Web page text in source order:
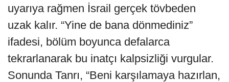
uyarıya rağmen İsrail gerçek tövbeden
uzak kalır. “Yine de bana dönmediniz”
ifadesi, bölüm boyunca defalarca
tekrarlanarak bu inatçı kalpsizliği vurgular.
Sonunda Tanrı, “Beni karşılamaya hazırlan,